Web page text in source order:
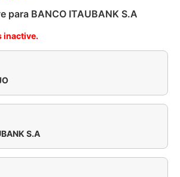
para BANCO ITAUBANK S.A
inactive.
S.A